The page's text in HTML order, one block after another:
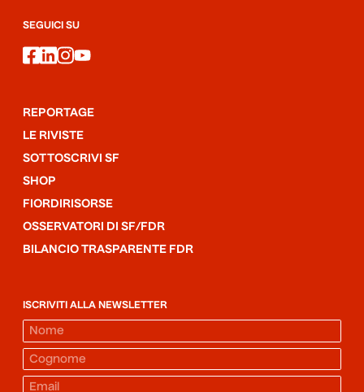
SEGUICI SU
facebook
linkedin
instagram
youtube
REPORTAGE
LE RIVISTE
SOTTOSCRIVI SF
SHOP
FIORDIRISORSE
OSSERVATORI DI SF/FDR
BILANCIO TRASPARENTE FDR
ISCRIVITI ALLA NEWSLETTER